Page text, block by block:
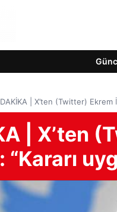
| X’ten (Twitter) Ekrem
| X’ten
“Kararı